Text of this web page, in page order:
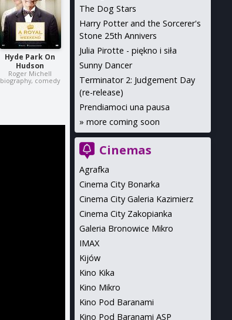
Hyde Park On
Hudson
Roger Michell
biography, comedy
The Dog Stars
Harry Potter and the Sorcerer's
Stone 25th Annivers
Julia Pirotte - piękno i siła
Sunny Dancer
Terminator 2: Judgement Day
(re-release)
Prendiamoci una pausa
» more coming soon
Cinemas
Agrafka
Cinema City Bonarka
Cinema City Galeria Kazimierz
Cinema City Zakopianka
Galeria Bronowice Mikro
IMAX
Kijów
Kino Kika
Kino Mikro
Kino Pod Baranami
Kino Pod Baranami ASP